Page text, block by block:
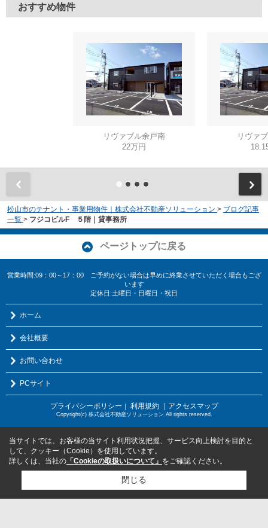
おすすめ物件
リヴァブル余戸南
22万円
リヴァ
松山市のテナント・事業用物件｜株式会社不動産ソリューション > ブログ記事
一覧 > フジコビルF ５階｜貸事務所
ページトップに戻る
営業時間:09：00～17：00 ご予約がない場合は早めに終業させていただく場合もござ
います
定休日:土曜日・日曜日・祝日
ホーム
会社概要
お問い合わせ
PCサイト
プライバシーポリシー 利用規約 ｜アクセスマップ
Copyright(c) 株式会社不動産ソリューション All rights reserved.
当サイトでは、お客様の当サイト利用状況把握、サービス向上検討を目的と
して、クッキー（Cookie）を使用しています。
詳しくは、当社の 「Cookieの取扱いについて」 をご確認ください。
閉じる